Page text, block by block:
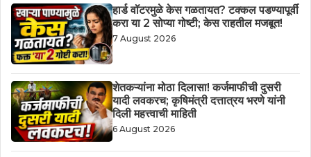
हार्ड वॉटरमुळे केस गळतायत? टक्कल पडण्यापूर्वी
करा या 2 सोप्या गोष्टी; केस राहतील मजबूत!
7 August 2026
शेतकऱ्यांना मोठा दिलासा! कर्जमाफीची दुसरी
यादी लवकरच; कृषिमंत्री दत्तात्रय भरणे यांनी
दिली महत्त्वाची माहिती
6 August 2026